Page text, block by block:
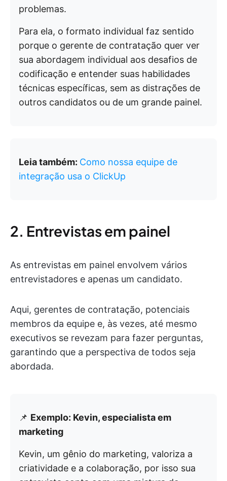
problemas.
Para ela, o formato individual faz sentido
porque o gerente de contratação quer ver
sua abordagem individual aos desafios de
codificação e entender suas habilidades
técnicas específicas, sem as distrações de
outros candidatos ou de um grande painel.
Leia também: Como nossa equipe de
integração usa o ClickUp
2. Entrevistas em painel
As entrevistas em painel envolvem vários
entrevistadores e apenas um candidato.
Aqui, gerentes de contratação, potenciais
membros da equipe e, às vezes, até mesmo
executivos se revezam para fazer perguntas,
garantindo que a perspectiva de todos seja
abordada.
📌 Exemplo: Kevin, especialista em
marketing
Kevin, um gênio do marketing, valoriza a
criatividade e a colaboração, por isso sua